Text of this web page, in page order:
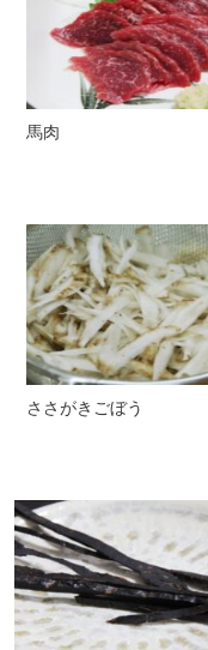
馬肉
ささがきごぼう